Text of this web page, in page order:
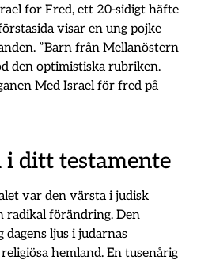
for Fred, ett 20-sidigt häfte
visar en ung pojke
”Barn från Mellanöstern
den optimistiska rubriken.
Med Israel för fred på
i ditt testamente
var den värsta i judisk
radikal förändring. Den
dagens ljus i judarnas
hemland. En tusenårig